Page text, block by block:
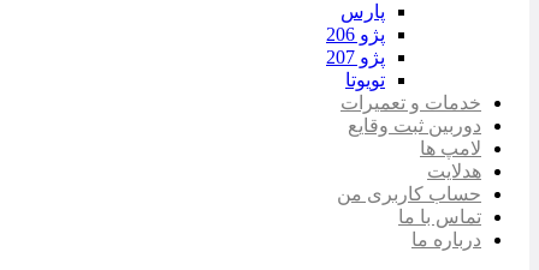
پارس
پژو 206
پژو 207
تویوتا
خدمات و تعمیرات
دوربین ثبت وقایع
لامپ ها
هدلایت
حساب کاربری من
تماس با ما
درباره ما